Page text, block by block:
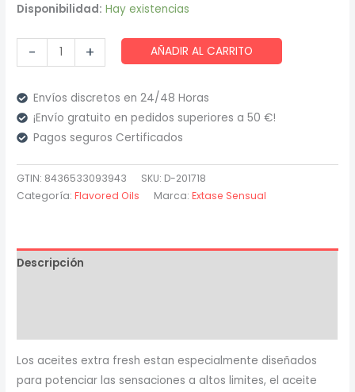
Disponibilidad: Hay existencias
-
Sensual
Aceite
Masaje
Efecto
Extra
Fresh
Fresa
Ml
cantidad
+ AÑADIR AL CARRITO
Envíos discretos en 24/48 Horas
¡Envío gratuito en pedidos superiores a 50 €!
Pagos seguros Certificados
GTIN: 8436533093943 SKU: D-201718
Categoría:Flavored Oils Marca:Extase Sensual
Descripción
Los aceites extra fresh estan especialmente diseñados
para potenciar las sensaciones a altos limites, el aceite